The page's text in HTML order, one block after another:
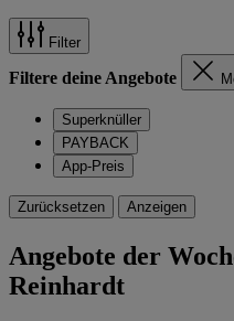
Filter
Filtere deine Angebote
Superknüller
PAYBACK
App-Preis
Zurücksetzen Anzeigen
Angebote der
Reinhardt